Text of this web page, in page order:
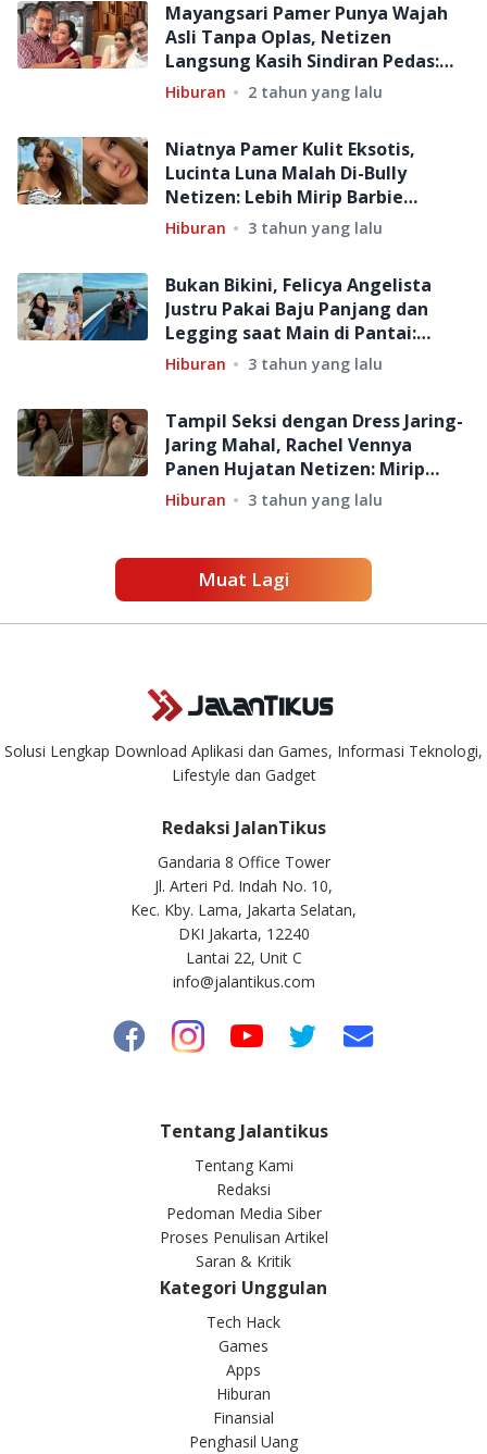
Mayangsari Pamer Punya Wajah
Asli Tanpa Oplas, Netizen
Langsung Kasih Sindiran Pedas:
Pelet Gue Paling Ampuh!
Hiburan 2 tahun yang lalu
Niatnya Pamer Kulit Eksotis,
Lucinta Luna Malah Di-Bully
Netizen: Lebih Mirip Barbie
Gosong
Hiburan 3 tahun yang lalu
Bukan Bikini, Felicya Angelista
Justru Pakai Baju Panjang dan
Legging saat Main di Pantai:
Banjir Pujian Netizen!
Hiburan 3 tahun yang lalu
Tampil Seksi dengan Dress Jaring-
Jaring Mahal, Rachel Vennya
Panen Hujatan Netizen: Mirip
Karung Goni!
Hiburan 3 tahun yang lalu
Muat Lagi
Solusi Lengkap Download Aplikasi dan Games, Informasi Teknologi,
Lifestyle dan Gadget
Redaksi JalanTikus
Gandaria 8 Office Tower
Jl. Arteri Pd. Indah No. 10,
Kec. Kby. Lama, Jakarta Selatan,
DKI Jakarta, 12240
Lantai 22, Unit C
info@jalantikus.com
Tentang Jalantikus
Tentang Kami
Redaksi
Pedoman Media Siber
Proses Penulisan Artikel
Saran & Kritik
Kategori Unggulan
Tech Hack
Games
Apps
Hiburan
Finansial
Penghasil Uang